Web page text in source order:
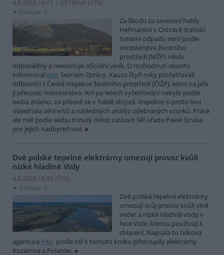
4.8.2026 19:12 | OSTRAVA (ČTK)
Diskuse: 2
Za škodu za zavezení haldy
Heřmanice v Ostravě statisíci
tunami odpadu není podle
ministerstva životního
prostředí (MŽP) nikdo
odpovědný a neexistuje oficiální viník. O rozhodnutí resortu
informoval web Seznam Zprávy. Kauzu čtyři roky prošetřovali
odborníci z České inspekce životního prostředí (ČIŽP), letos na jaře
ji převzalo ministerstvo. Ani po letech vyšetřování nebylo podle
webu známo, co přesně se v haldě skrývá, inspekce si proto loni
objednala sérii vrtů a následných analýz odebraných vzorků. Práce
ale měl podle webu minulý měsíc zastavit šéf úřadu Pavel Straka
pro jejich nadbytečnost.
Dvě polské tepelné elektrárny omezují provoz kvůli
nízké hladině Visly
4.8.2026 18:35 (ČTK)
Diskuse: 6
Dvě polské tepelné elektrárny
omezují svůj provoz kvůli vlně
veder a nízké hladině vody v
řece Visle, kterou používají k
chlazení. Napsala to tisková
agentura PAP, podle níž k tomuto kroku přistoupily elektrárny
Kozienice a Polaniec.